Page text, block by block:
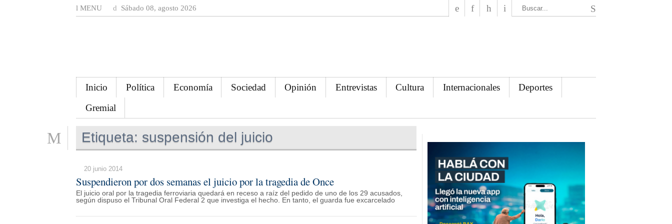
MENU Sábado 08, agosto 2026
Inicio Política Economía Sociedad Opinión Entrevistas Cultura Internacionales
Deportes
Gremial
Etiqueta: suspensión del juicio
20 junio 2014
Suspendieron por dos semanas el juicio por la tragedia de Once
El juicio oral por la tragedia ferroviaria quedará en receso a raíz del pedido de uno de los 29 acusados,
según dispuso el Tribunal Oral Federal 2 que investiga el hecho. En tanto, el guarda fue excarcelado